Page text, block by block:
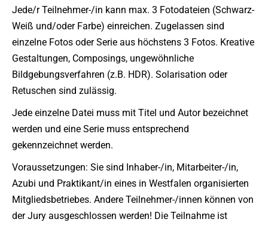
Jede/r Teilnehmer-/in kann max. 3 Fotodateien (Schwarz-
Weiß und/oder Farbe) einreichen. Zugelassen sind
einzelne Fotos oder Serie aus höchstens 3 Fotos. Kreative
Gestaltungen, Composings, ungewöhnliche
Bildgebungsverfahren (z.B. HDR). Solarisation oder
Retuschen sind zulässig.
Jede einzelne Datei muss mit Titel und Autor bezeichnet
werden und eine Serie muss entsprechend
gekennzeichnet werden.
Voraussetzungen: Sie sind Inhaber-/in, Mitarbeiter-/in,
Azubi und Praktikant/in eines in Westfalen organisierten
Mitgliedsbetriebes. Andere Teilnehmer-/innen können von
der Jury ausgeschlossen werden! Die Teilnahme ist